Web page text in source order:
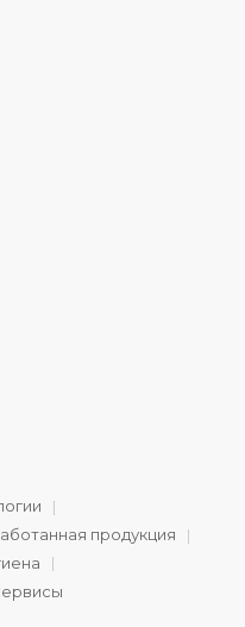
продукция